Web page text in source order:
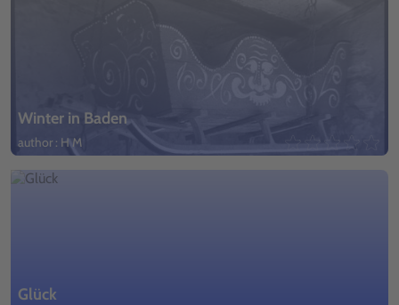
Winter in Baden
author : H M
Glück